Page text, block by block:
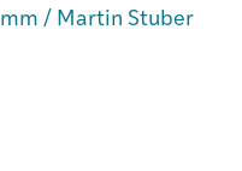
/ Martin Stuber